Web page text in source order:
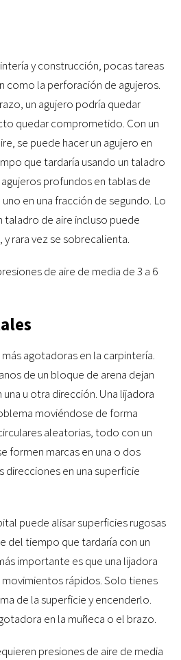
y construcción, pocas tareas
como la perforación de agujeros.
un agujero podría quedar
quedar comprometido. Con un
se puede hacer un agujero en
que tardaría usando un taladro
profundos en tablas de
en una fracción de segundo. Lo
de aire incluso puede
rara vez se sobrecalienta.
de aire de media de 3 a 6
más agotadoras en la carpintería.
de un bloque de arena dejan
u otra dirección. Una lijadora
moviéndose de forma
aleatorias, todo con un
formen marcas en una o dos
direcciones en una superficie
puede alisar superficies rugosas
del tiempo que tardaría con un
importante es que una lijadora
rápidos. Solo tienes
de la superficie y encenderlo.
en la muñeca o el brazo.
presiones de aire de media